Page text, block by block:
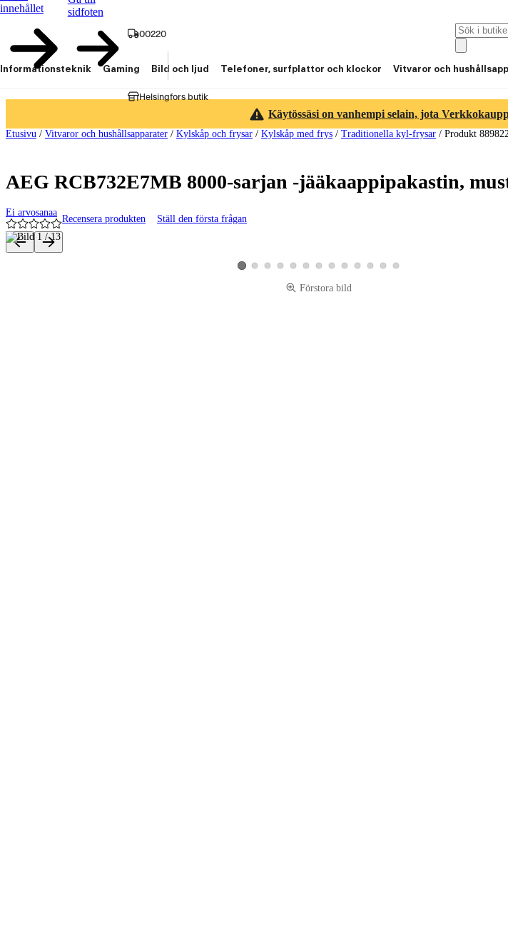
innehållet
sidfoten
00220
Helsingfors butik
Informationsteknik Gaming Bild och ljud Telefoner, surfplattor och klockor Vitvaror och
Käytössäsi on vanhempi selain, jota
Etusivu / Vitvaror och hushållsapparater / Kylskåp och frysar / Kylskåp med frys / Traditionella kyl-frysar / Produkt
AEG RCB732E7MB 8000-sarjan -jääkaappipakastin,
Ei arvosanaa
Recensera produkten Ställ den första frågan
Produktbilder och videor
Visa produktbild 1
Visa produktbild 2
Visa produktbild 3
Visa produktbild 4
Visa produktbild 5
Visa produktbild 6
Visa produktbild 7
Visa produktbild 8
Visa produktbild 9
Visa produktbild 10
Visa produktbild 11
Visa produktbild 12
Visa produktbild 13
Förstora bild